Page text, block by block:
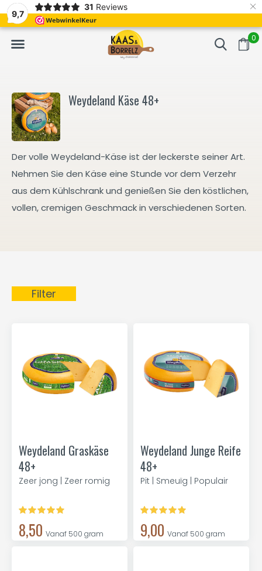
9,7
31 Reviews ×
0
Meistens Lieferung innerhalb von 3 Tagen Gratis bezorgd
Weydeland Käse 48+
Der volle Weydeland-Käse ist der leckerste seiner Art.
Nehmen Sie den Käse eine Stunde vor dem Verzehr
aus dem Kühlschrank und genießen Sie den köstlichen,
vollen, cremigen Geschmack in verschiedenen Sorten.
Filter
Weydeland Graskäse
48+
Zeer jong | Zeer romig
8,50 Vanaf 500 gram
Weydeland Junge Reife
48+
Pit | Smeuïg | Populair
9,00 Vanaf 500 gram